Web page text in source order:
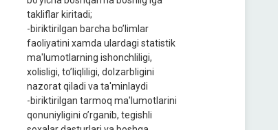
takliflar kiritadi;
-biriktirilgan barcha bo’limlar
faoliyatini xamda ulardagi statistik
ma'lumotlarning ishonchliligi,
xolisligi, to’liqliligi, dolzarbligini
nazorat qiladi va ta'minlaydi
-biriktirilgan tarmoq ma'lumotlarini
qonuniyligini o’rganib, tеgishli